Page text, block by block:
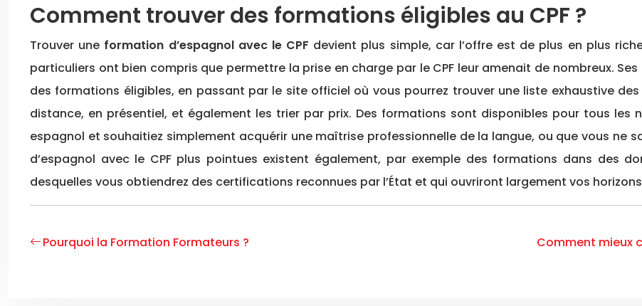
Comment trouver des formations éligibles au CPF ?
Trouver une formation d’espagnol avec le CPF devient plus simple, car l’offre est de plus en plus
particuliers ont bien compris que permettre la prise en charge par le CPF leur amenait de nombreux.
des formations éligibles, en passant par le site officiel où vous pourrez trouver une liste exhaustive
distance, en présentiel, et également les trier par prix. Des formations sont disponibles pour tous les
espagnol et souhaitiez simplement acquérir une maîtrise professionnelle de la langue, ou que vous ne
d’espagnol avec le CPF plus pointues existent également, par exemple des formations dans des
desquelles vous obtiendrez des certifications reconnues par l’État et qui ouvriront largement vos
Pourquoi la Formation Formateurs ?
Comment mieux